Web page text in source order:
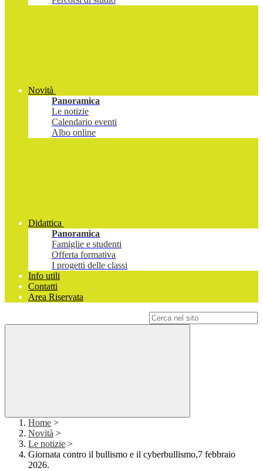
Novità
Panoramica
Le notizie
Calendario eventi
Albo online
Didattica
Panoramica
Famiglie e studenti
Offerta formativa
I progetti delle classi
Info utili
Contatti
Area Riservata
Home >
Novità >
Le notizie >
Giornata contro il bullismo e il cyberbullismo,7 febbraio
2026.